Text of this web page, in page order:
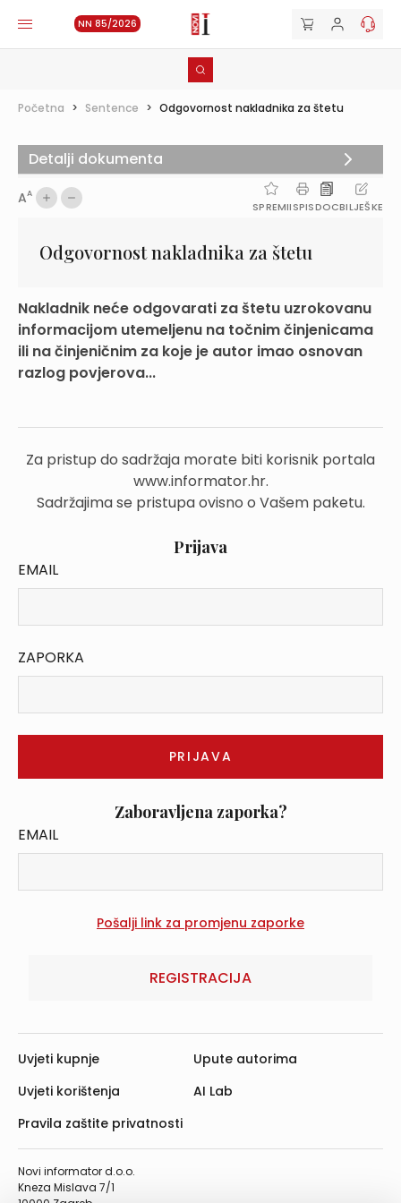
NN 85/2026
Početna > Sentence > Odgovornost nakladnika za štetu
AA
SPREMIISPISDOCBILJEŠKE
Odgovornost nakladnika za štetu
Nakladnik neće odgovarati za štetu uzrokovanu
informacijom utemeljenu na točnim činjenicama
ili na činjeničnim za koje je autor imao osnovan
razlog povjerova...
Za pristup do sadržaja morate biti korisnik portala
www.informator.hr.
Sadržajima se pristupa ovisno o Vašem paketu.
Prijava
EMAIL
ZAPORKA
Zaboravljena zaporka?
EMAIL
REGISTRACIJA
Detalji dokumenta
Novi informator d.o.o.
Kneza Mislava 7/1
Uvjeti kupnje
Uvjeti korištenja
Pravila zaštite privatnosti
Upute autorima
AI Lab